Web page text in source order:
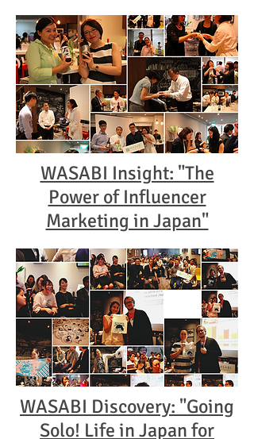
WASABI Insight: "The
Power of Influencer
Marketing in Japan"
WASABI Discovery: "Going
Solo! Life in Japan for